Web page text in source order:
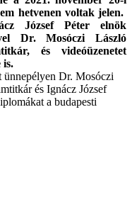
hetvenen voltak jelen.
József Péter elnök
Dr. Mosóczi László
és videóüzenetet
is.
ünnepélyen Dr. Mosóczi
és Ignácz József
a budapesti